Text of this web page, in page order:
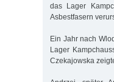
das Lager
Asbestfasern
Ein Jahr nach
Lager
Czekajowska